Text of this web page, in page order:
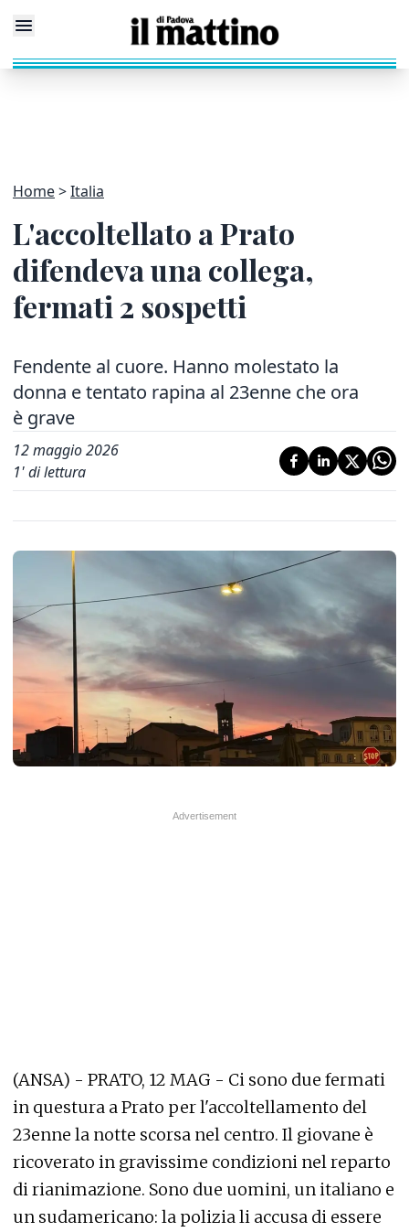
Home Italia
L'accoltellato a Prato
difendeva una collega,
fermati 2 sospetti
Fendente al cuore. Hanno molestato la
donna e tentato rapina al 23enne che ora
è grave
12 maggio 2026
1' di lettura
(ANSA) - PRATO, 12 MAG - Ci sono due fermati
in questura a Prato per l'accoltellamento del
23enne la notte scorsa nel centro. Il giovane è
ricoverato in gravissime condizioni nel reparto
di rianimazione. Sono due uomini, un italiano e
un sudamericano: la polizia li accusa di essere